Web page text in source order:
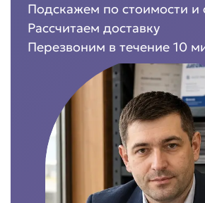
Подскажем по стоимости и
Рассчитаем доставку
Перезвоним в течение 10